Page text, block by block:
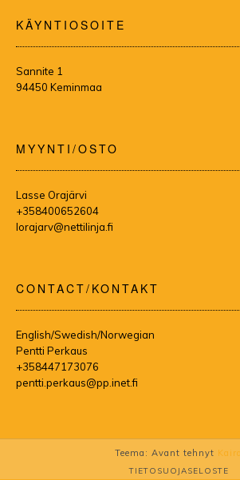
KÄYNTIOSOITE
Sannite 1
94450 Keminmaa
MYYNTI/OSTO
Lasse Orajärvi
+358400652604
lorajarv@nettilinja.fi
CONTACT/KONTAKT
English/Swedish/Norwegian
Pentti Perkaus
+358447173076
pentti.perkaus@pp.inet.fi
Teema: Avant tehnyt Kaira
TIETOSUOJASELOSTE